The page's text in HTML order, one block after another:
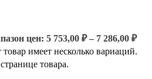
цен: 5 753,00 ₽ – 7 286,00 ₽
товар имеет несколько вариаций.
товара.